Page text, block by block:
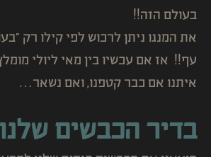
בעולם הזה!!
את המנגו ניתן לרכוש לפי קילו רק
עף!! אז אם עכשיו בין מאי ליולי
איתנו אם כבר קטפנו, ואם נשאר…
בדיר הכבשים שלנו